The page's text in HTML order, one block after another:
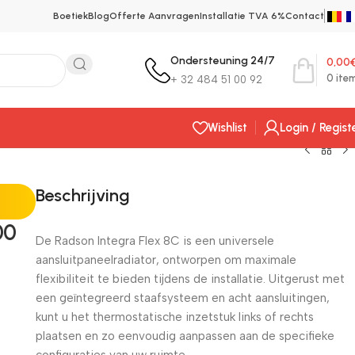
BoetiekBlogOfferte AanvragenInstallatie TVA 6%Contact
Ondersteuning 24/7
+ 32 484 51 00 92 0
0,00
Wishlist Login /
Beschrijving
De Radson Integra Flex 8C is een universele
aansluitpaneelradiator, ontworpen om maximale
flexibiliteit te bieden tijdens de installatie. Uitgerust met
een geïntegreerd staafsysteem en acht aansluitingen,
kunt u het thermostatische inzetstuk links of rechts
plaatsen en zo eenvoudig aanpassen aan de specifieke